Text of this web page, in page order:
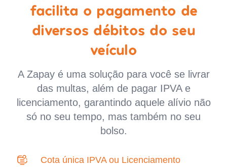
facilita o pagamento de
diversos débitos do seu
veículo
A Zapay é uma solução para você se livrar
das multas, além de pagar IPVA e
licenciamento, garantindo aquele alívio não
só no seu tempo, mas também no seu
bolso.
Cota única IPVA ou Licenciamento